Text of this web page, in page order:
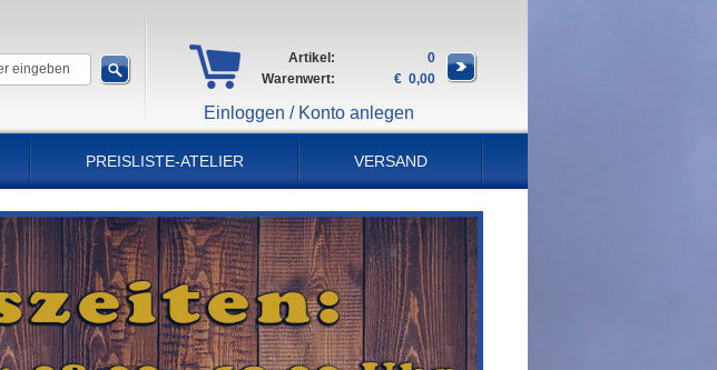
Artikel:
0
Warenwert:
€ 0,00
Einloggen / Konto anlegen
PREISLISTE-ATELIER VERSAND